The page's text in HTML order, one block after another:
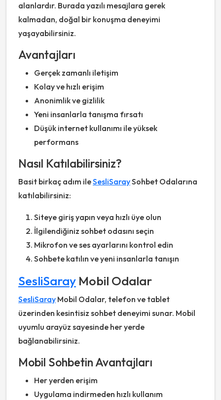
alanlardır. Burada yazılı mesajlara gerek
kalmadan, doğal bir konuşma deneyimi
yaşayabilirsiniz.
Avantajları
Gerçek zamanlı iletişim
Kolay ve hızlı erişim
Anonimlik ve gizlilik
Yeni insanlarla tanışma fırsatı
Düşük internet kullanımı ile yüksek
performans
Nasıl Katılabilirsiniz?
Basit birkaç adım ileSesliSaraySohbet Odalarına
katılabilirsiniz:
Siteye giriş yapın veya hızlı üye olun
İlgilendiğiniz sohbet odasını seçin
Mikrofon ve ses ayarlarını kontrol edin
Sohbete katılın ve yeni insanlarla tanışın
SesliSaray Mobil Odalar
SesliSaray Mobil Odalar, telefon ve tablet
üzerinden kesintisiz sohbet deneyimi sunar. Mobil
uyumlu arayüz sayesinde her yerde
bağlanabilirsiniz.
Mobil Sohbetin Avantajları
Her yerden erişim
Uygulama indirmeden hızlı kullanım